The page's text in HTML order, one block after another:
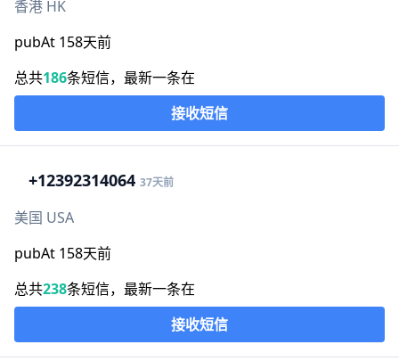
香港 HK
pubAt 158天前
总共186条短信，最新一条在
接收短信
+12392314064 37天前
美国 USA
pubAt 158天前
总共238条短信，最新一条在
接收短信